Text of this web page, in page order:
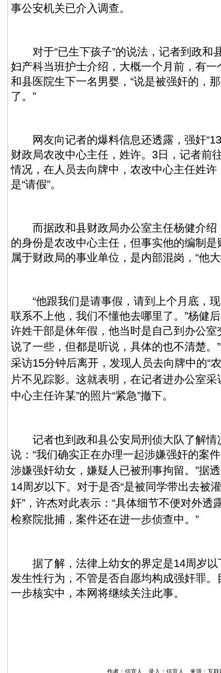
事公安机关已介入调查。
对于“已生下孩子”的说法，记者到政和
妇产科当班护士介绍，大概一个月前，有
和县医院生下一名男婴，“说是被强奸的，
了。”
网友向记者的爆料信息还透露，强奸“13
财政局农改中心主任，姓许。3日，记者前
情况，在人员去向牌中，农改中心主任姓
是“请假”。
而据政和县财政局办公室主任杨健介绍
的身份是农改中心主任，但事实他的编制
属于财政局的事业单位，是内部混岗，“他
“他跟我们是请事假，请到上个月底，现
联系不上他，我们不懂他去哪里了。”杨健
许姓干部是休年假，他当时是自己到办公室
说了一些，但都是听说，具体的也不清楚。”
采访15分钟后离开，发现人员去向牌中的“
片不见踪影。这就表明，在记者进办公室采
中心主任许某”的照片“紧急”撤下。
记者也到政和县公安局刑侦大队了解情
说：“我们确实正在办理一起涉嫌强奸的案
涉嫌强奸幼女，嫌疑人已被刑事拘留。”据
14周岁以下。对于是否“是被同学带出去被
奸”，许杰对此表示：“具体细节不便对外透
检察院批捕，案件还在进一步侦查中。”
据了解，法律上幼女的界定是14周岁以
发生性行为，不管是否自愿均构成强奸罪
一步核实中，本网将继续关注此事。
作者：信宜人 录入： 信宜人 来源：互